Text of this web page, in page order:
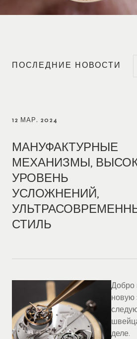
ПОСЛЕДНИЕ НОВОСТИ
12 МАР. 2024
МАНУФАКТУРНЫЕ
МЕХАНИЗМЫ,
УРОВЕНЬ
УСЛОЖНЕНИЙ,
СТИЛЬ
Добро
новую
деле.